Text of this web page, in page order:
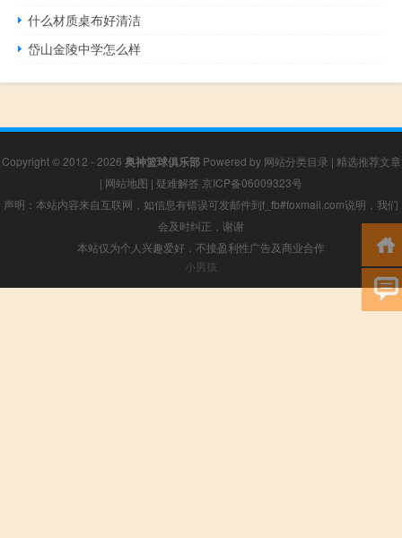
什么材质桌布好清洁
岱山金陵中学怎么样
Copyright © 2012 - 2026 奥神篮球俱乐部Powered by 网站分类目录 | 精选推荐文章
| 网站地图 | 疑难解答 京ICP备06009323号
声明：本站内容来自互联网，如信息有错误可发邮件到f_fb#foxmail.com说明，我们
会及时纠正，谢谢
本站仅为个人兴趣爱好，不接盈利性广告及商业合作
小男孩